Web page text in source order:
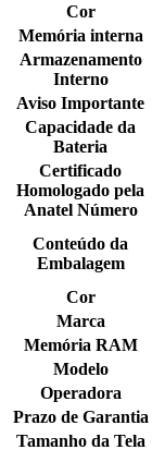
Cor
Memória interna
Armazenamento
Interno
Aviso Importante
Capacidade da
Bateria
Certificado
Homologado pela
Anatel Número
Conteúdo da
Embalagem
Cor
Marca
Memória RAM
Modelo
Operadora
Prazo de Garantia
Tamanho da Tela